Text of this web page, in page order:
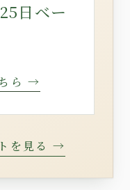
日ベー
ら →
を見る →